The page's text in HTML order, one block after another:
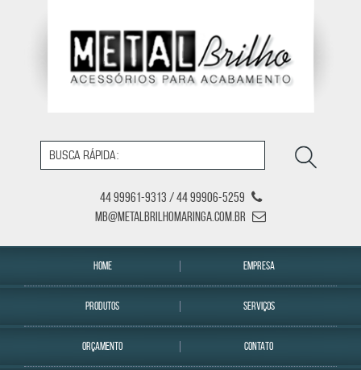
44 99961-9313 / 44 99906-5259
mb@metalbrilhomaringa.com.br
HOME EMPRESA
PRODUTOS SERVIÇOS
ORÇAMENTO CONTATO